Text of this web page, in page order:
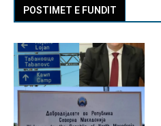
POSTIMET E FUNDIT